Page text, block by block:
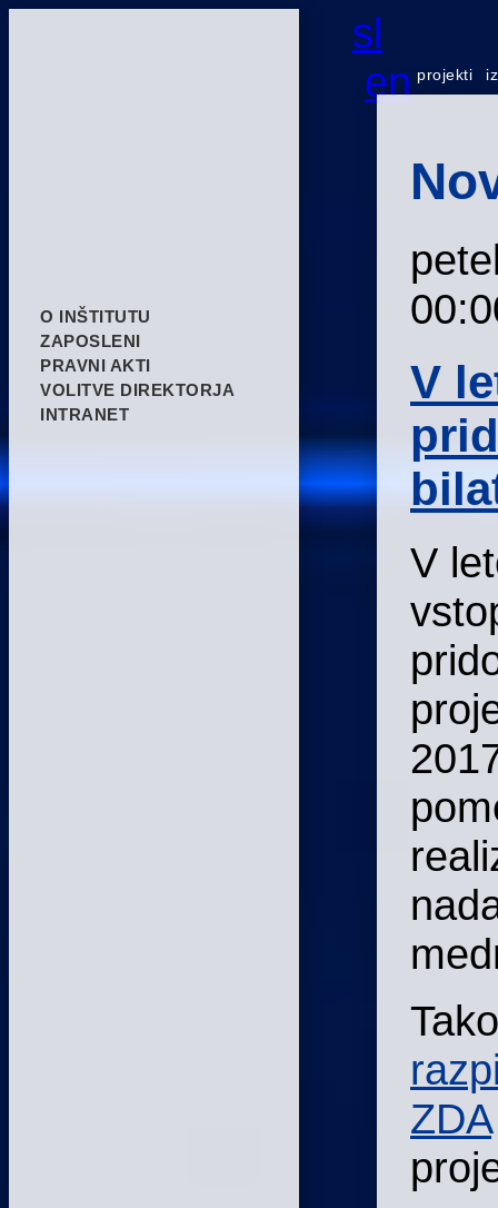
projekti
O INŠTITUTU
ZAPOSLENI
PRAVNI AKTI
VOLITVE DIREKTORJA
INTRANET
sl
en
V
V
ZDA